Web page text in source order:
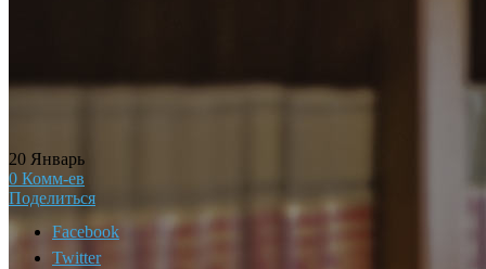
20 Январь
0 Комм-ев
Поделиться
Facebook
Twitter